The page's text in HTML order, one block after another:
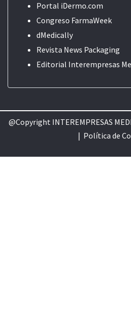
Portal iDermo.com
Congreso FarmaWeek
dMedically
Revista News Packaging
Editorial Interempresas
@Copyright INTEREMPRESAS
| Política de